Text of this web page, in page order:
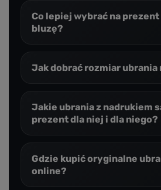
Co lepiej wybrać na
bluzę?
Jak dobrać rozmiar ubrania
Jakie ubrania z nadrukiem
prezent dla niej i dla niego?
Gdzie kupić oryginalne
online?